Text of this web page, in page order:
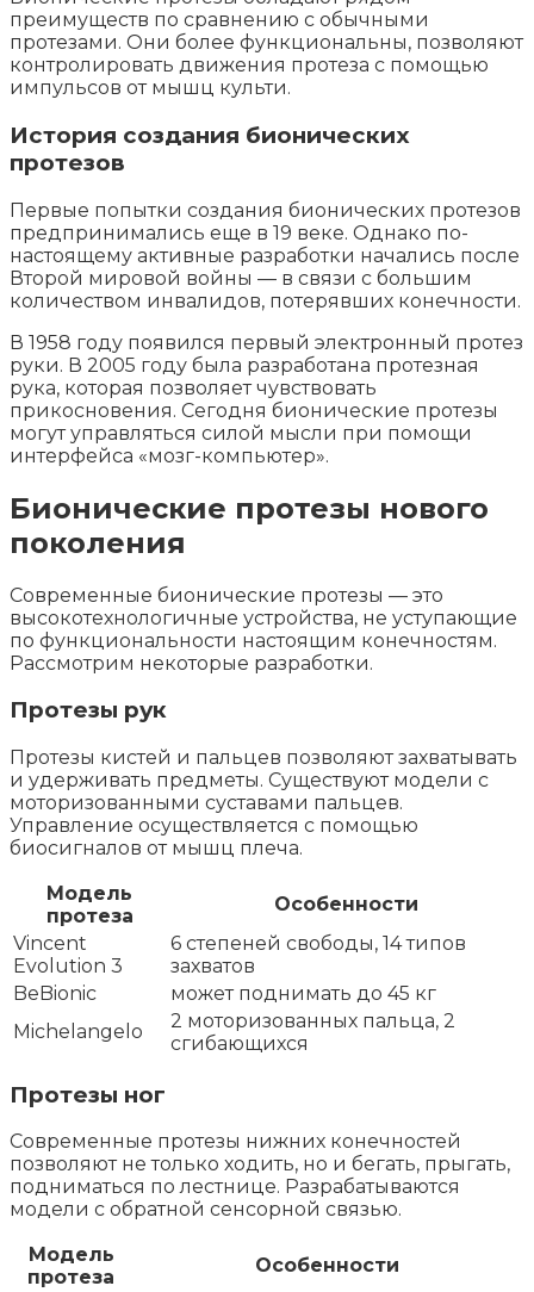
преимуществ по сравнению с обычными
протезами. Они более функциональны, позволяют
контролировать движения протеза с помощью
импульсов от мышц культи.
История создания бионических
протезов
Первые попытки создания бионических протезов
предпринимались еще в 19 веке. Однако по-
настоящему активные разработки начались после
Второй мировой войны — в связи с большим
количеством инвалидов, потерявших конечности.
В 1958 году появился первый электронный протез
руки. В 2005 году была разработана протезная
рука, которая позволяет чувствовать
прикосновения. Сегодня бионические протезы
могут управляться силой мысли при помощи
интерфейса «мозг-компьютер».
Бионические протезы нового
поколения
Современные бионические протезы — это
высокотехнологичные устройства, не уступающие
по функциональности настоящим конечностям.
Рассмотрим некоторые разработки.
Протезы рук
Протезы кистей и пальцев позволяют захватывать
и удерживать предметы. Существуют модели с
моторизованными суставами пальцев.
Управление осуществляется с помощью
биосигналов от мышц плеча.
Модель
протеза
Особенности
Vincent
Evolution 3
6 степеней свободы, 14 типов
захватов
BeBionic
может поднимать до 45 кг
Michelangelo
2 моторизованных пальца, 2
сгибающихся
Протезы ног
Современные протезы нижних конечностей
позволяют не только ходить, но и бегать, прыгать,
подниматься по лестнице. Разрабатываются
модели с обратной сенсорной связью.
Модель
протеза
Особенности